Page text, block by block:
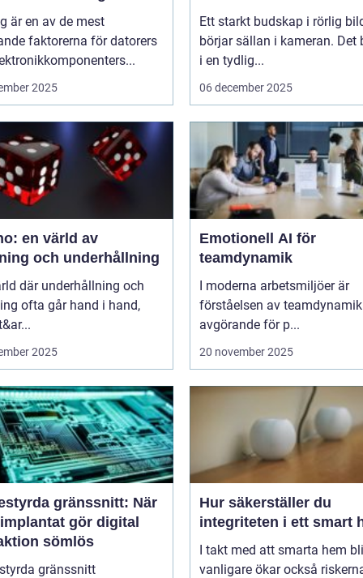
är en av de mest
faktorerna för datorers
2025
Ett starkt budskap i rörlig
börjar sällan i kameran. Det
i en tydlig...
06 december 2025
en värld av
och underhållning
där underhållning och
ofta går hand i hand,
2025
Emotionell AI för
teamdynamik
I moderna arbetsmiljöer är
förståelsen av teamdynamik
avgörande för p...
20 november 2025
gränssnitt: När
gör digital
sömlös
gränssnitt
Hur säkerställer du
integriteten i ett smart
I takt med att smarta hem
vanligare ökar också